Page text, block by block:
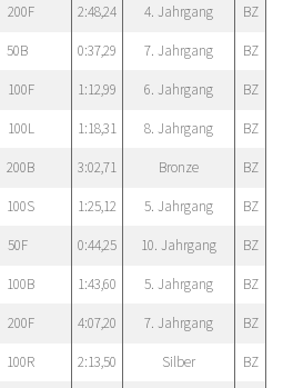
200F 2:48,24 4. Jahrgang BZ
50B 0:37,29 7. Jahrgang BZ
100F 1:12,99 6. Jahrgang BZ
100L 1:18,31 8. Jahrgang BZ
200B 3:02,71 Bronze BZ
100S 1:25,12 5. Jahrgang BZ
50F 0:44,25 10. Jahrgang BZ
100B 1:43,60 5. Jahrgang BZ
200F 4:07,20 7. Jahrgang BZ
100R 2:13,50 Silber BZ